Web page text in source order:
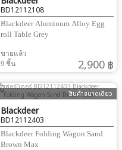
BD12112108
Blackdeer Aluminum Alloy Egg
roll Table Grey
ขายแล้ว
9 ชิ้น
2,900 ฿
สินค้าขนาดเดียว
Blackdeer
BD12112403
Blackdeer Folding Wagon Sand
Brown Max